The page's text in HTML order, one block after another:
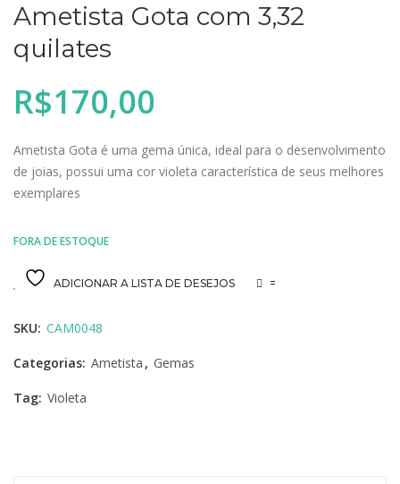
Ametista Gota com 3,32
quilates
R$170,00
Ametista Gota é uma gema única, ideal para o desenvolvimento
de joias, possui uma cor violeta característica de seus melhores
exemplares
FORA DE ESTOQUE
ADICIONAR A LISTA DE DESEJOS =
SKU: CAM0048
Categorias: Ametista , Gemas
Tag: Violeta